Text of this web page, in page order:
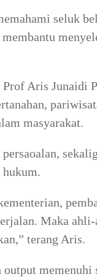
seluk
Aris Junaidi
masyarakat.
hukum.
Maka
terang Aris.
output memenuhi